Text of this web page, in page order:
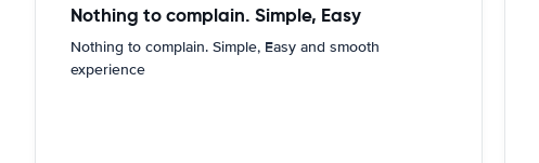
Nothing to complain. Simple, Easy
Nothing to complain. Simple, Easy and smooth
experience